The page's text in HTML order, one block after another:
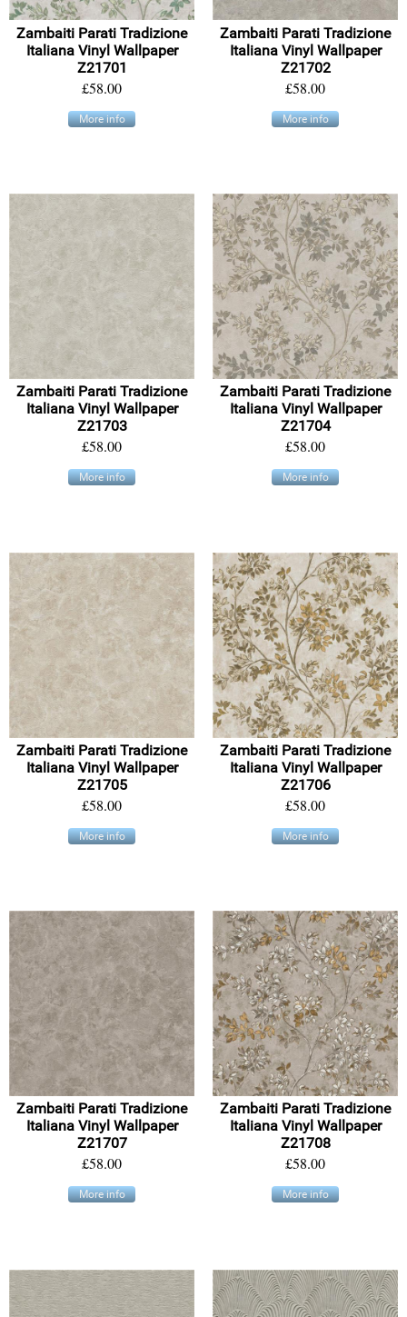
Zambaiti Parati Tradizione
Italiana Vinyl Wallpaper
Z21701
£58.00
More info
Zambaiti Parati Tradizione
Italiana Vinyl Wallpaper
Z21702
£58.00
More info
Zambaiti Parati Tradizione
Italiana Vinyl Wallpaper
Z21703
£58.00
More info
Zambaiti Parati Tradizione
Italiana Vinyl Wallpaper
Z21704
£58.00
More info
Zambaiti Parati Tradizione
Italiana Vinyl Wallpaper
Z21705
£58.00
More info
Zambaiti Parati Tradizione
Italiana Vinyl Wallpaper
Z21706
£58.00
More info
Zambaiti Parati Tradizione
Italiana Vinyl Wallpaper
Z21707
£58.00
More info
Zambaiti Parati Tradizione
Italiana Vinyl Wallpaper
Z21708
£58.00
More info